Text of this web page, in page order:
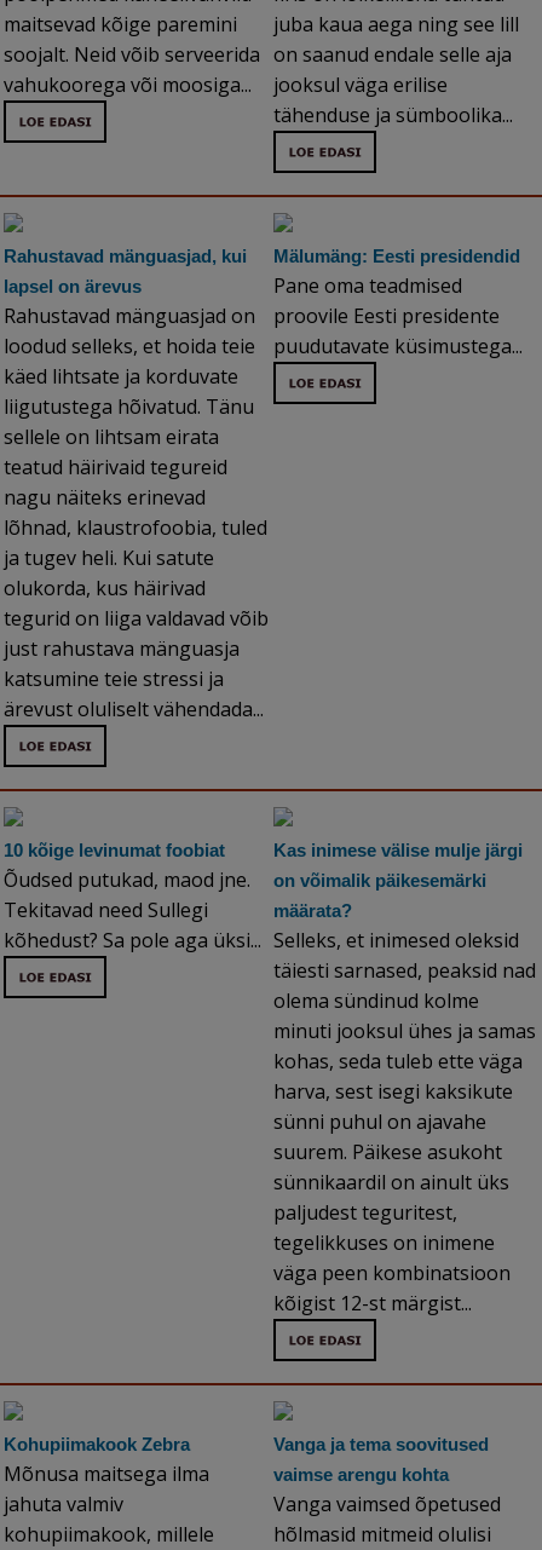
maitsevad kõige paremini
soojalt. Neid võib serveerida
vahukoorega või moosiga...
juba kaua aega ning see lill
on saanud endale selle aja
jooksul väga erilise
tähenduse ja sümboolika...
Rahustavad mänguasjad, kui
lapsel on ärevus
Rahustavad mänguasjad on
loodud selleks, et hoida teie
käed lihtsate ja korduvate
liigutustega hõivatud. Tänu
sellele on lihtsam eirata
teatud häirivaid tegureid
nagu näiteks erinevad
lõhnad, klaustrofoobia, tuled
ja tugev heli. Kui satute
olukorda, kus häirivad
tegurid on liiga valdavad võib
just rahustava mänguasja
katsumine teie stressi ja
ärevust oluliselt vähendada...
Mälumäng: Eesti presidendid
Pane oma teadmised
proovile Eesti presidente
puudutavate küsimustega...
10 kõige levinumat foobiat
Õudsed putukad, maod jne.
Tekitavad need Sullegi
kõhedust? Sa pole aga üksi...
Kas inimese välise mulje järgi
on võimalik päikesemärki
määrata?
Selleks, et inimesed oleksid
täiesti sarnased, peaksid nad
olema sündinud kolme
minuti jooksul ühes ja samas
kohas, seda tuleb ette väga
harva, sest isegi kaksikute
sünni puhul on ajavahe
suurem. Päikese asukoht
sünnikaardil on ainult üks
paljudest teguritest,
tegelikkuses on inimene
väga peen kombinatsioon
kõigist 12-st märgist...
Kohupiimakook Zebra
Mõnusa maitsega ilma
jahuta valmiv
kohupiimakook, millele
Vanga ja tema soovitused
vaimse arengu kohta
Vanga vaimsed õpetused
hõlmasid mitmeid olulisi